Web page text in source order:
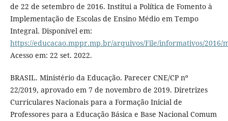
de 22 de setembro de 2016. Institui a Política de Fomento à
Implementação de Escolas de Ensino Médio em Tempo
Integral. Disponível em:
https://educacao.mppr.mp.br/arquivos/File/informativos/2016/
Acesso em: 22 set. 2022.
BRASIL. Ministério da Educação. Parecer CNE/CP nº
22/2019, aprovado em 7 de novembro de 2019. Diretrizes
Curriculares Nacionais para a Formação Inicial de
Professores para a Educação Básica e Base Nacional Comum